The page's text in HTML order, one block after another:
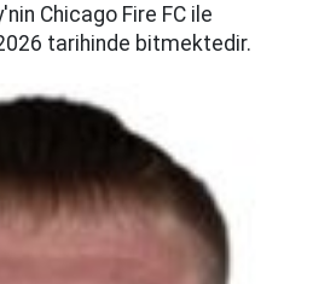
Chicago Fire FC ile
tarihinde bitmektedir.